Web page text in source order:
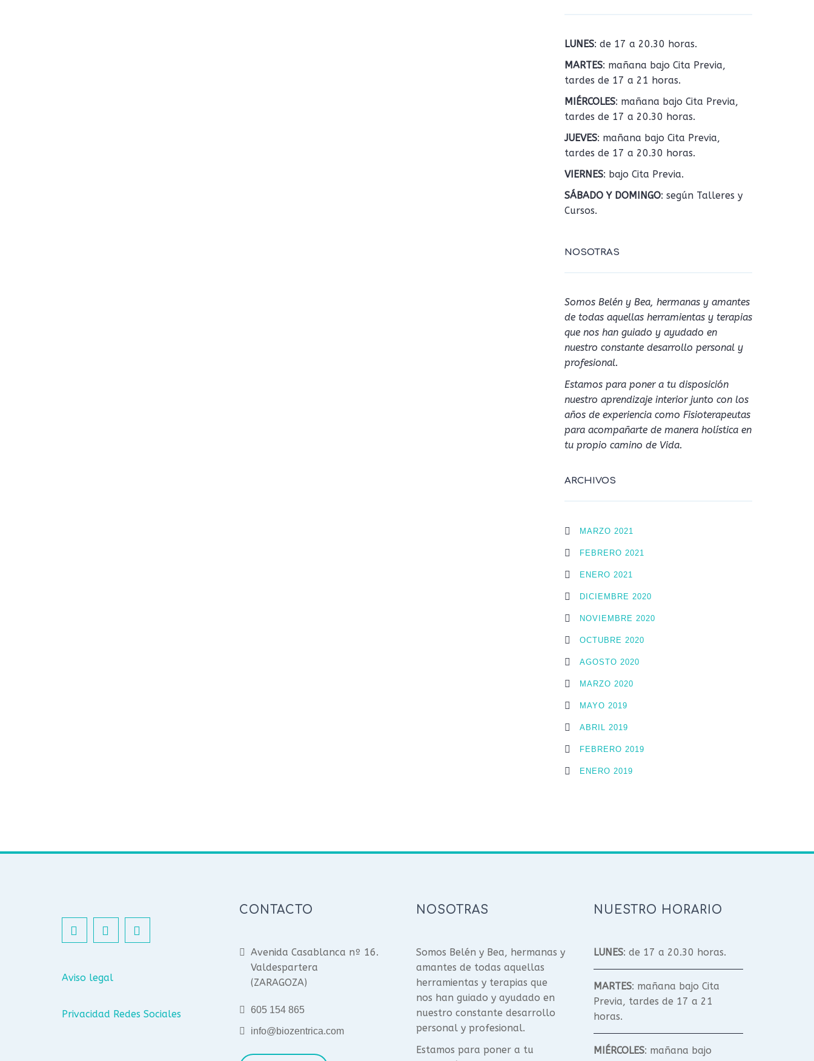
LUNES: de 17 a 20.30 horas.
MARTES: mañana bajo Cita Previa,
tardes de 17 a 21 horas.
MIÉRCOLES: mañana bajo Cita Previa,
tardes de 17 a 20.30 horas.
JUEVES: mañana bajo Cita Previa,
tardes de 17 a 20.30 horas.
VIERNES: bajo Cita Previa.
SÁBADO Y DOMINGO: según Talleres y
Cursos.
NOSOTRAS
Somos Belén y Bea, hermanas y amantes
de todas aquellas herramientas y terapias
que nos han guiado y ayudado en
nuestro constante desarrollo personal y
profesional.
Estamos para poner a tu disposición
nuestro aprendizaje interior junto con los
años de experiencia como Fisioterapeutas
para acompañarte de manera holística en
tu propio camino de Vida.
ARCHIVOS
MARZO 2021
FEBRERO 2021
ENERO 2021
DICIEMBRE 2020
NOVIEMBRE 2020
OCTUBRE 2020
AGOSTO 2020
MARZO 2020
MAYO 2019
ABRIL 2019
FEBRERO 2019
ENERO 2019
Aviso legal
Privacidad Redes Sociales
CONTACTO
Avenida Casablanca nº 16.
Valdespartera
(ZARAGOZA)
605 154 865
info@biozentrica.com
NOSOTRAS
Somos Belén y Bea, hermanas y
amantes de todas aquellas
herramientas y terapias que
nos han guiado y ayudado en
nuestro constante desarrollo
personal y profesional.
Estamos para poner a tu
NUESTRO HORARIO
LUNES: de 17 a 20.30 horas.
MARTES: mañana bajo Cita
Previa, tardes de 17 a 21
horas.
MIÉRCOLES: mañana bajo